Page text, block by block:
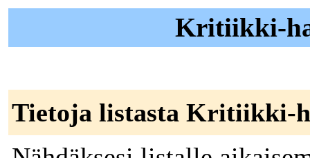
Kritiikki-
Tietoja listasta Kritiikki-